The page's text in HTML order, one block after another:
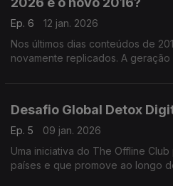
Ep. 6
12 jan. 2026
Nos últimos dias conteúdos de
novamente replicados. A
Desafio Global Detox
Ep. 5
09 jan. 2026
Uma iniciativa do The Offline
países e que promove ao longo